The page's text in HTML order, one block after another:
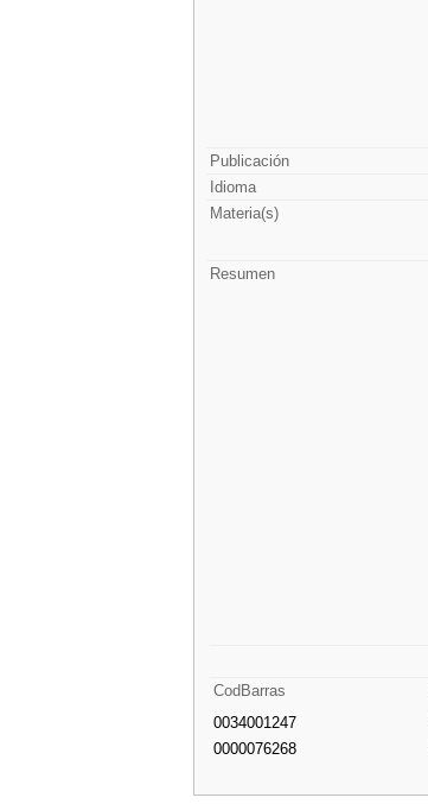
Publicación
Idioma
Materia(s)
Resumen
CodBarras
0034001247
0000076268